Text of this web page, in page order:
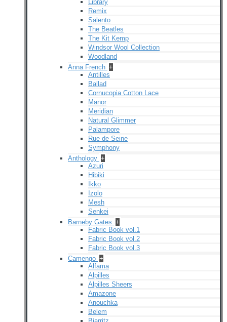
Library
Remix
Salento
The Beatles
The Kit Kemp
Windsor Wool Collection
Woodland
Anna French +
Antilles
Ballad
Cornucopia Cotton Lace
Manor
Meridian
Natural Glimmer
Palampore
Rue de Seine
Symphony
Anthology +
Azuri
Hibiki
Ikko
Izolo
Mesh
Senkei
Barneby Gates +
Fabric Book vol.1
Fabric Book vol.2
Fabric Book vol.3
Camengo +
Alfama
Alpilles
Alpilles Sheers
Amazone
Anouchka
Belem